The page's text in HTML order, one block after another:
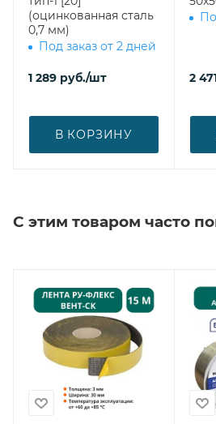
(оцинкованная сталь
0,7 мм)
Под заказ от 2 дней
1 289 руб./шт
В КОРЗИНУ
2
С этим товаром часто